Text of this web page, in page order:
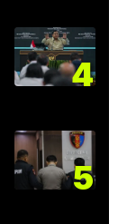
4
5